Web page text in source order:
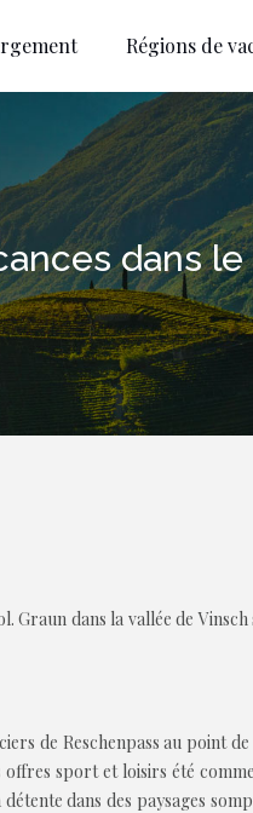
Régions de
dans
dans la vallée de
de Reschenpass au point
sport et loisirs été
dans des paysages